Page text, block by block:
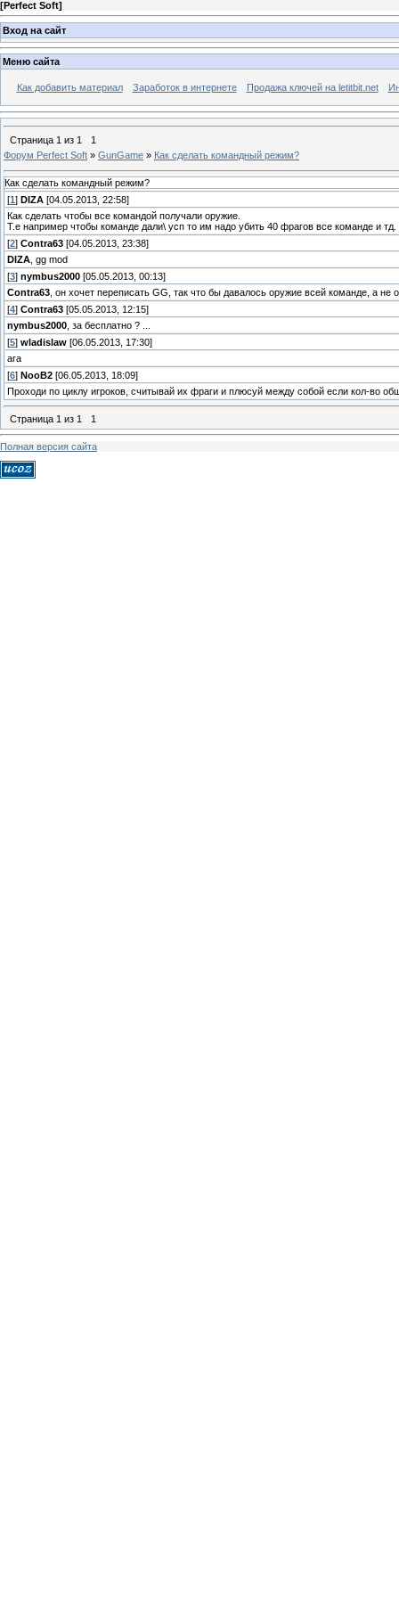
[Perfect Soft]
Вход на сайт
Меню сайта
Как добавить материал Заработок в интернете Продажа ключей на letitbit.net
Страница 1 из 1
1
Форум Perfect Soft » GunGame » Как сделать командный режим?
Как сделать командный режим?
[1 ] DIZA [04.05.2013, 22:58]
Как сделать чтобы все командой получали оружие.
Т.е например чтобы команде дали\ усп то им надо убить 40 фрагов все команде и тд.
[2] Contra63 [04.05.2013, 23:38]
DIZA , gg mod
[3] nymbus2000 [05.05.2013, 00:13]
Contra63 , он хочет переписать GG, так что бы давалось оружие всей команде, а не
[4] Contra63 [05.05.2013, 12:15]
nymbus2000 , за бесплатно ? ...
[5] wladislaw [06.05.2013, 17:30]
ага
[6] NooB2 [06.05.2013, 18:09]
Проходи по циклу игроков, считывай их фраги и плюсуй между собой если кол-во
Страница 1 из 1 1
Полная версия сайта